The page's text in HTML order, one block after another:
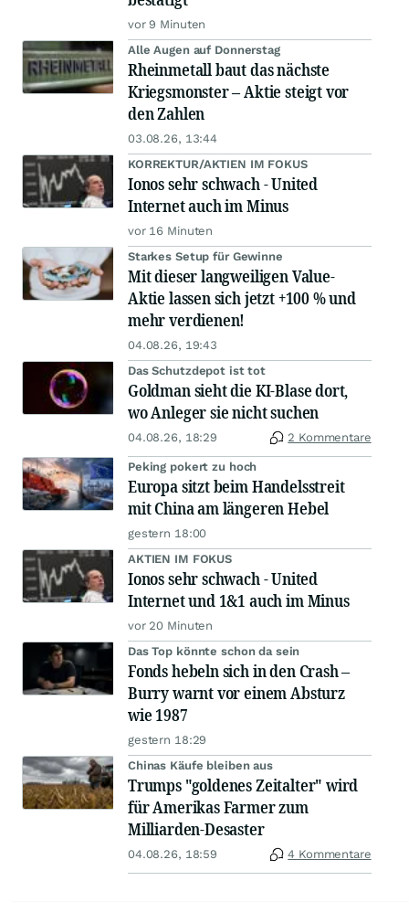
vor 9 Minuten
Alle Augen auf Donnerstag
Rheinmetall baut das nächste
Kriegsmonster – Aktie steigt vor
den Zahlen
03.08.26, 13:44
KORREKTUR/AKTIEN IM FOKUS
Ionos sehr schwach - United
Internet auch im Minus
vor 16 Minuten
Starkes Setup für Gewinne
Mit dieser langweiligen Value-
Aktie lassen sich jetzt +100 % und
mehr verdienen!
04.08.26, 19:43
Das Schutzdepot ist tot
Goldman sieht die KI-Blase dort,
wo Anleger sie nicht suchen
04.08.26, 18:29 2 Kommentare
Peking pokert zu hoch
Europa sitzt beim Handelsstreit
mit China am längeren Hebel
gestern 18:00
AKTIEN IM FOKUS
Ionos sehr schwach - United
Internet und 1&1 auch im Minus
vor 20 Minuten
Das Top könnte schon da sein
Fonds hebeln sich in den Crash –
Burry warnt vor einem Absturz
wie 1987
gestern 18:29
Chinas Käufe bleiben aus
Trumps "goldenes Zeitalter" wird
für Amerikas Farmer zum
Milliarden-Desaster
04.08.26, 18:59 4 Kommentare